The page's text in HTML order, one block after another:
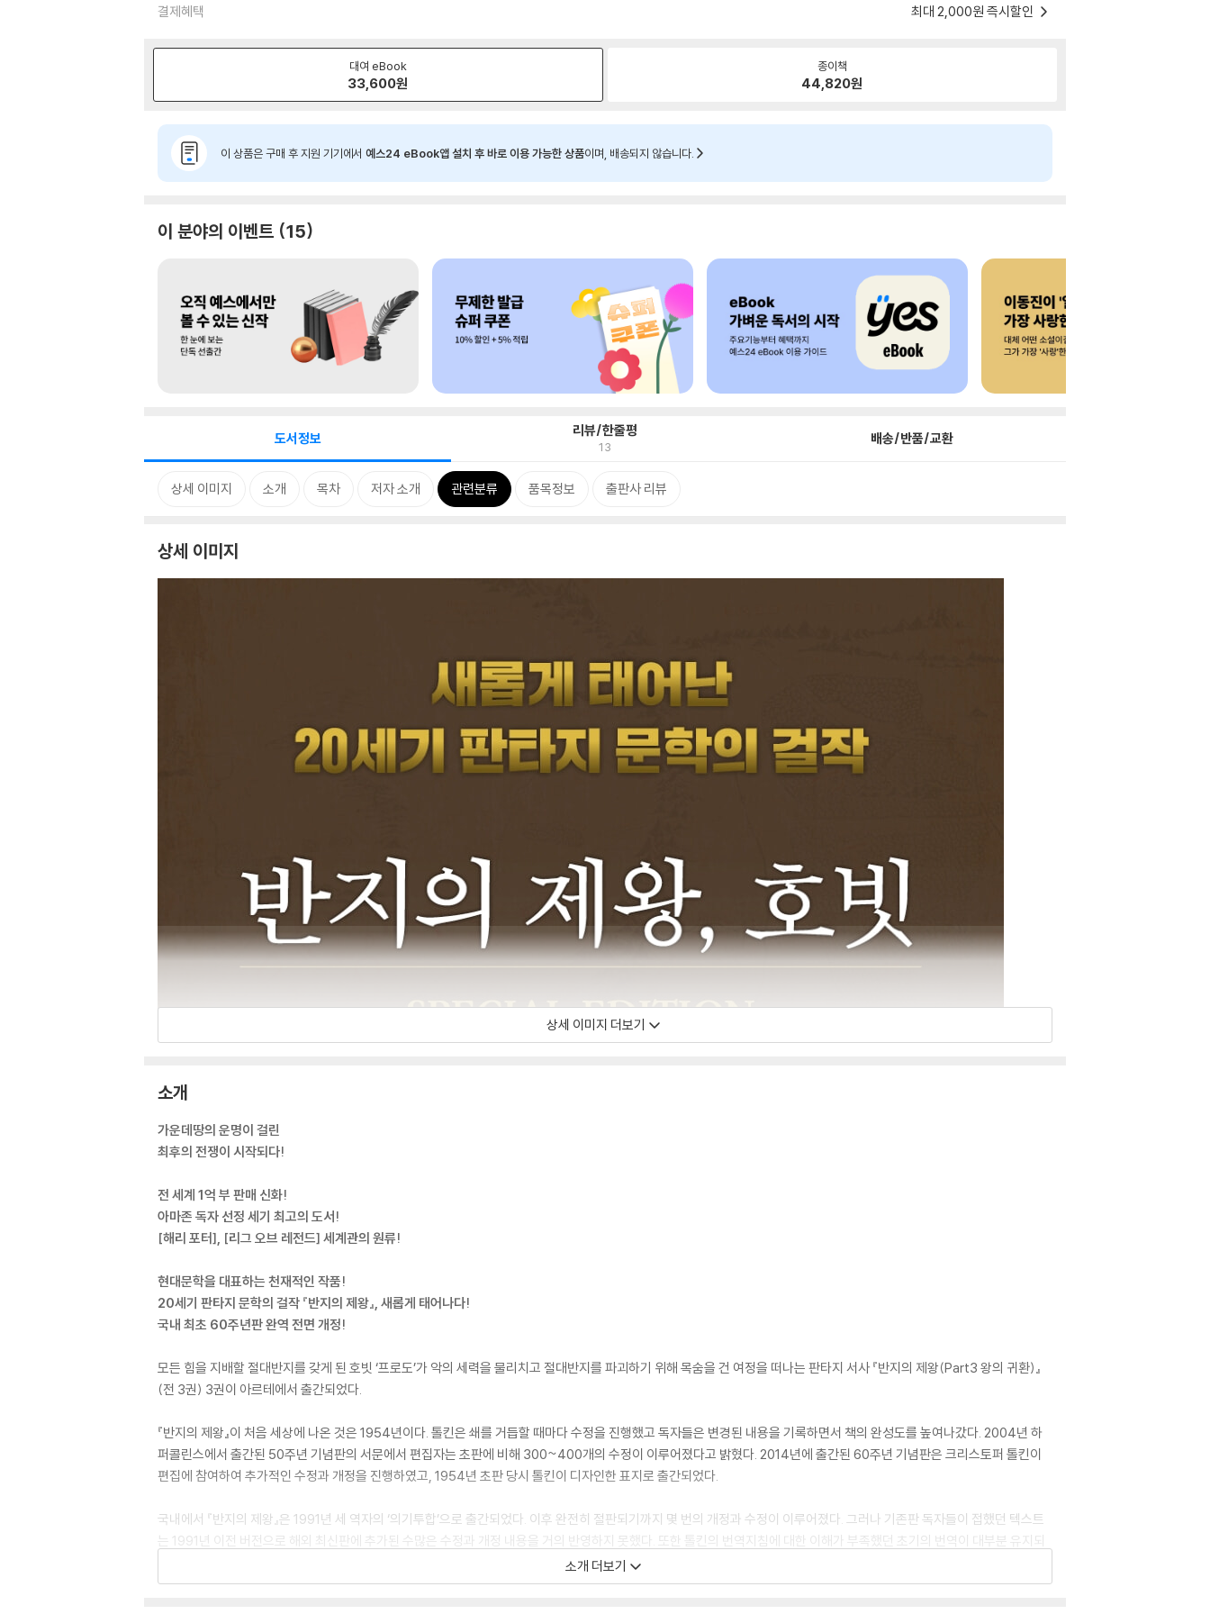
결제혜택 최대 2,000원 즉시할인
대여 eBook
33,600원
종이책
44,820원
이 상품은 구매 후 지원 기기에서 예스24 eBook앱 설치 후 바로 이용 가능한 상품이며, 배송되지 않습니다.
이 분야의 이벤트 15
도서정보 리뷰/한줄평
13 배송/반품/교환
상세 이미지 소개 목차 저자 소개 관련분류 품목정보 출판사 리뷰
상세 이미지
상세 이미지 더보기
소개
가운데땅의 운명이 걸린
최후의 전쟁이 시작되다!
전 세계 1억 부 판매 신화!
아마존 독자 선정 세기 최고의 도서!
[해리 포터], [리그 오브 레전드] 세계관의 원류!
현대문학을 대표하는 천재적인 작품!
20세기 판타지 문학의 걸작 『반지의 제왕』, 새롭게 태어나다!
국내 최초 60주년판 완역 전면 개정!
모든 힘을 지배할 절대반지를 갖게 된 호빗 ‘프로도’가 악의 세력을 물리치고 절대반지를 파괴하기 위해 목숨을 건 여정을 떠나는 판타지 서사 『반지의 제왕(Part3 왕의 귀환)』
(전 3권) 3권이 아르테에서 출간되었다.
『반지의 제왕』이 처음 세상에 나온 것은 1954년이다. 톨킨은 쇄를 거듭할 때마다 수정을 진행했고 독자들은 변경된 내용을 기록하면서 책의 완성도를 높여나갔다. 2004년 하
퍼콜린스에서 출간된 50주년 기념판의 서문에서 편집자는 초판에 비해 300~400개의 수정이 이루어졌다고 밝혔다. 2014년에 출간된 60주년 기념판은 크리스토퍼 톨킨이
편집에 참여하여 추가적인 수정과 개정을 진행하였고, 1954년 초판 당시 톨킨이 디자인한 표지로 출간되었다.
국내에서 『반지의 제왕』은 1991년 세 역자의 ‘의기투합’으로 출간되었다. 이후 완전히 절판되기까지 몇 번의 개정과 수정이 이루어졌다. 그러나 기존판 독자들이 접했던 텍스트
는 1991년 이전 버전으로 해외 최신판에 추가된 수많은 수정과 개정 내용을 거의 반영하지 못했다. 또한 톨킨의 번역지침에 대한 이해가 부족했던 초기의 번역이 대부분 유지되
거나 충분한 논의를 거치지 못한 채 수정되어 많은 톨킨 독자들이 아쉬움을 느껴 왔다.소개 더보기